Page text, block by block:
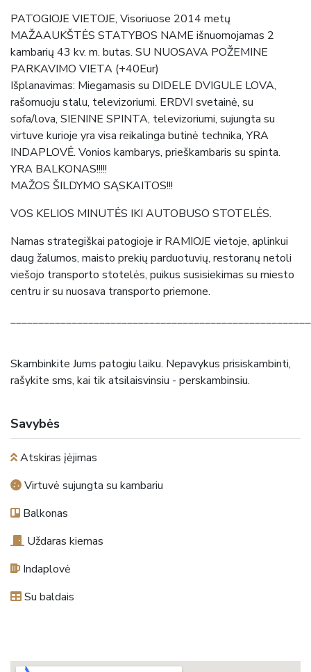
PATOGIOJE VIETOJE, Visoriuose 2014 metų
MAŽAAUKŠTĖS STATYBOS NAME išnuomojamas 2
kambarių 43 kv. m. butas. SU NUOSAVA POŽEMINE
PARKAVIMO VIETA (+40Eur)
Išplanavimas: Miegamasis su DIDELE DVIGULE LOVA,
rašomuoju stalu, televizoriumi. ERDVI svetainė, su
sofa/lova, SIENINE SPINTA, televizoriumi, sujungta su
virtuve kurioje yra visa reikalinga butinė technika, YRA
INDAPLOVĖ. Vonios kambarys, prieškambaris su spinta.
YRA BALKONAS!!!!!
MAŽOS ŠILDYMO SĄSKAITOS!!!
VOS KELIOS MINUTĖS IKI AUTOBUSO STOTELĖS.
Namas strategiškai patogioje ir RAMIOJE vietoje, aplinkui
daug žalumos, maisto prekių parduotuvių, restoranų netoli
viešojo transporto stotelės, puikus susisiekimas su miesto
centru ir su nuosava transporto priemone.
Skambinkite Jums patogiu laiku. Nepavykus prisiskambinti,
rašykite sms, kai tik atsilaisvinsiu - perskambinsiu.
Savybės
Atskiras įėjimas
Virtuvė sujungta su kambariu
Balkonas
Uždaras kiemas
Indaplovė
Su baldais